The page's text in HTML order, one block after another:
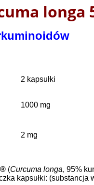
ewentualnych kosztów
longa
2 kapsułki
1000 mg
2 mg
(Curcuma longa, 95%
kapsułki: